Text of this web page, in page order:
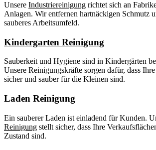
Unsere Industriereinigung richtet sich an
Anlagen. Wir entfernen hartnäckigen Schmutz
sauberes Arbeitsumfeld.
Kindergarten Reinigung
Sauberkeit und Hygiene sind in Kindergärten
Unsere Reinigungskräfte sorgen dafür, dass
sicher und sauber für die Kleinen sind.
Laden Reinigung
Ein sauberer Laden ist einladend für Kunden.
Reinigung stellt sicher, dass Ihre
Zustand sind.